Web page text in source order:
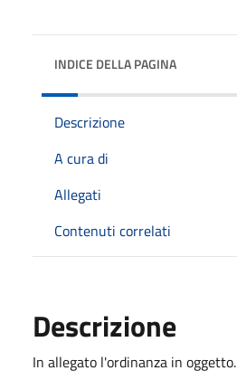
INDICE DELLA PAGINA
Descrizione
A cura di
Allegati
Contenuti correlati
Descrizione
In allegato l'ordinanza in oggetto.